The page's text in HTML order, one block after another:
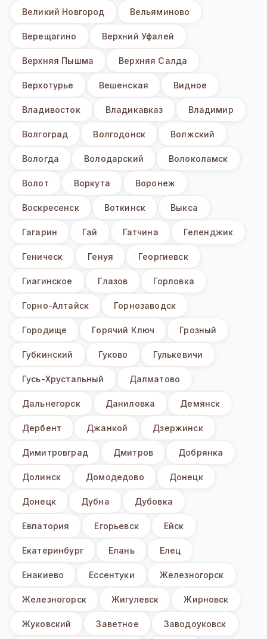
Великий Новгород Вельяминово
Верещагино Верхний Уфалей
Верхняя Пышма Верхняя Салда
Верхотурье Вешенская Видное
Владивосток Владикавказ Владимир
Волгоград Волгодонск Волжский
Вологда Володарский Волоколамск
Волот Воркута Воронеж
Воскресенск Воткинск Выкса
Гагарин Гай Гатчина Геленджик
Геническ Генуя Георгиевск
Гиагинское Глазов Горловка
Горно-Алтайск Горнозаводск
Городище Горячий Ключ Грозный
Губкинский Гуково Гулькевичи
Гусь-Хрустальный Далматово
Дальнегорск Даниловка Демянск
Дербент Джанкой Дзержинск
Димитровград Дмитров Добрянка
Долинск Домодедово Донецк
Донецк Дубна Дубовка
Евпатория Егорьевск Ейск
Екатеринбург Елань Елец
Енакиево Ессентуки Железногорск
Железногорск Жигулевск Жирновск
Жуковский Заветное Заводоуковск